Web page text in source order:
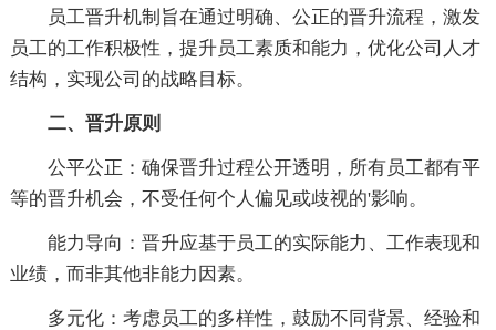
员工晋升机制旨在通过明确、公正的晋升流程，激发
员工的工作积极性，提升员工素质和能力，优化公司人才
结构，实现公司的战略目标。
二、晋升原则
公平公正：确保晋升过程公开透明，所有员工都有平
等的晋升机会，不受任何个人偏见或歧视的'影响。
能力导向：晋升应基于员工的实际能力、工作表现和
业绩，而非其他非能力因素。
多元化：考虑员工的多样性，鼓励不同背景、经验和